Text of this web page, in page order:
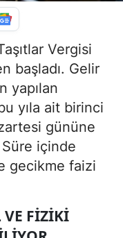
Vergisi
başladı. Gelir
yapılan
yıla ait birinci
gününe
içinde
gecikme faizi
VE FIZIKI